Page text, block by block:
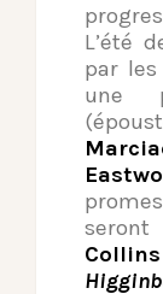
L’été
par les
une
Collins